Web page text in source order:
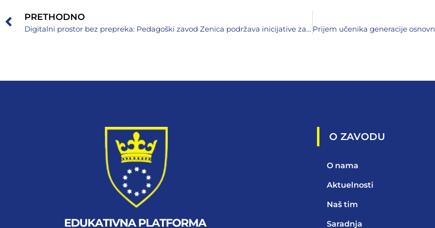
PRETHODNO
Digitalni prostor bez prepreka: Pedagoški zavod Zenica podržava inicijative za web pristupačnost
O ZAVODU
O nama
Aktuelnosti
Naš tim
Saradnja